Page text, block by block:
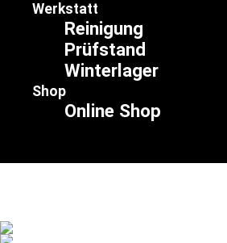
Werkstatt
Reinigung
Prüfstand
Winterlager
Shop
Online Shop